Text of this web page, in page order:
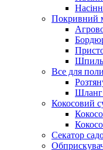
Покривний
Все для
Шланг
Кокосовий
Секатор